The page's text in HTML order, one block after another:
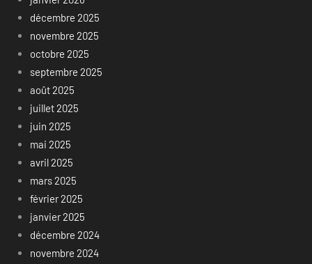
décembre 2025
novembre 2025
octobre 2025
septembre 2025
août 2025
juillet 2025
juin 2025
mai 2025
avril 2025
mars 2025
février 2025
janvier 2025
décembre 2024
novembre 2024